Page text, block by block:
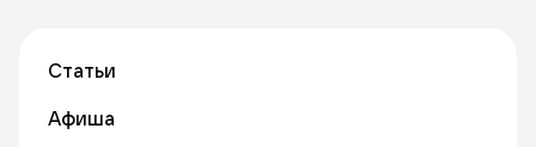
Статьи
Афиша